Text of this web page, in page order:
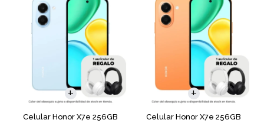
Celular Honor X7e 256GB
COMPARAR
Celular Honor X7e 256GB
COMPARAR